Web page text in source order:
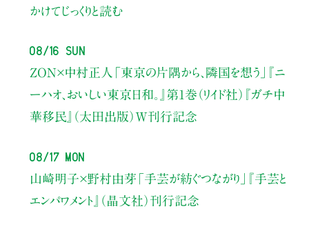
かけてじっくりと読む
08/16 Sun
ZON×中村正人 「東京の片隅から、隣国を想う」
『ニ
ーハオ、おいしい東京日和。』第1巻（リイド社）
『ガチ中
華移民』（太田出版）W刊行記念
08/17 Mon
山崎明子×野村由芽 「手芸が紡ぐつながり」
『手芸と
エンパワメント』（晶文社）刊行記念